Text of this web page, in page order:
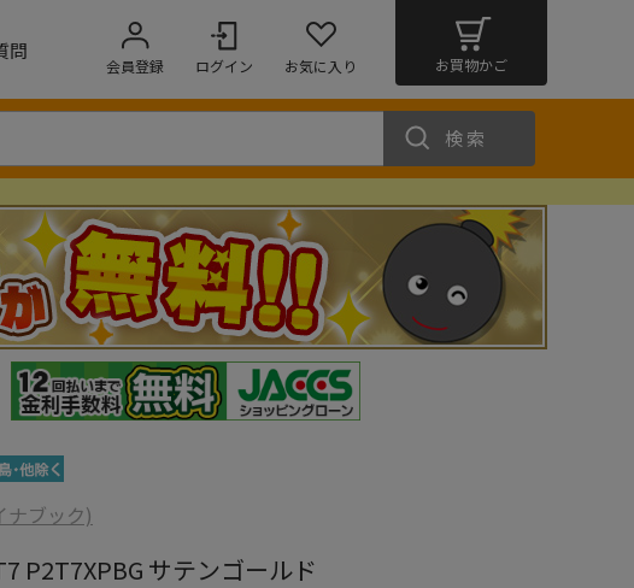
問
会員登録 ログイン お気に入り お買物かご
検索
ナブック)
P2T7XPBG サテンゴールド